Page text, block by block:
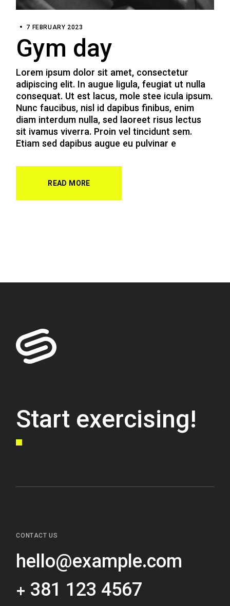
7 FEBRUARY 2023
Gym day
Lorem ipsum dolor sit amet, consectetur
adipiscing elit. In augue ligula, feugiat ut nulla
consequat. Ut est lacus, mole stee icula ipsum.
Nunc faucibus, nisl id dapibus finibus, enim
diam interdum nulla, sed laoreet risus lectus
sit ivamus viverra. Proin vel tincidunt sem.
Etiam sed dapibus augue eu pulvinar e
READ MORE
Start exercising!
CONTACT US
hello@example.com
+ 381 123 4567